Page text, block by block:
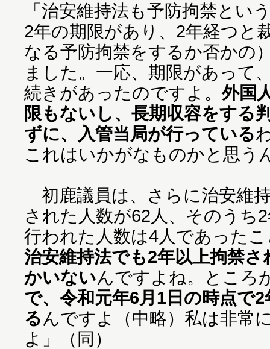
「治安維持法も予防拘禁とい
2年の期限があり、2年経つと
なる予防拘禁をするか否かの
ました。一応、期限があって
続きがあったのですよ。外国
限もないし、長期収容をする
ずに、入管当局が行っている
これはいかがなものかと思う
初鹿議員は、さらに治安維
された人数が62人、そのうち
行われた人数は4人であった
治安維持法でも2年以上拘禁
かいないんですよね。ところ
で、令和元年6月1日の時点で
るんですよ（中略）私は非常
よ」（同）